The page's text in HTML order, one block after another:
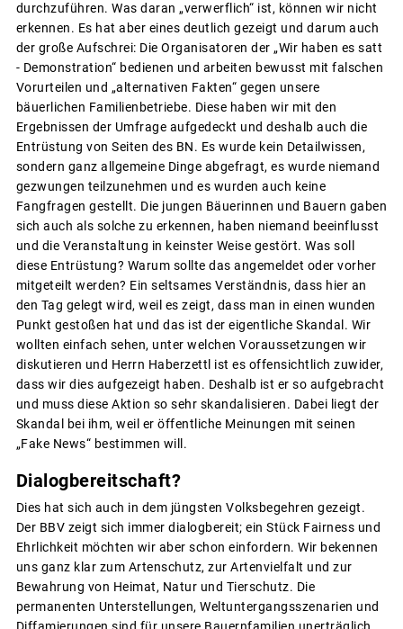
durchzuführen. Was daran „verwerflich“ ist, können wir nicht
erkennen. Es hat aber eines deutlich gezeigt und darum auch
der große Aufschrei: Die Organisatoren der „Wir haben es satt
- Demonstration“ bedienen und arbeiten bewusst mit falschen
Vorurteilen und „alternativen Fakten“ gegen unsere
bäuerlichen Familienbetriebe. Diese haben wir mit den
Ergebnissen der Umfrage aufgedeckt und deshalb auch die
Entrüstung von Seiten des BN. Es wurde kein Detailwissen,
sondern ganz allgemeine Dinge abgefragt, es wurde niemand
gezwungen teilzunehmen und es wurden auch keine
Fangfragen gestellt. Die jungen Bäuerinnen und Bauern gaben
sich auch als solche zu erkennen, haben niemand beeinflusst
und die Veranstaltung in keinster Weise gestört. Was soll
diese Entrüstung? Warum sollte das angemeldet oder vorher
mitgeteilt werden? Ein seltsames Verständnis, dass hier an
den Tag gelegt wird, weil es zeigt, dass man in einen wunden
Punkt gestoßen hat und das ist der eigentliche Skandal. Wir
wollten einfach sehen, unter welchen Voraussetzungen wir
diskutieren und Herrn Haberzettl ist es offensichtlich zuwider,
dass wir dies aufgezeigt haben. Deshalb ist er so aufgebracht
und muss diese Aktion so sehr skandalisieren. Dabei liegt der
Skandal bei ihm, weil er öffentliche Meinungen mit seinen
„Fake News“ bestimmen will.
Dialogbereitschaft?
Dies hat sich auch in dem jüngsten Volksbegehren gezeigt.
Der BBV zeigt sich immer dialogbereit; ein Stück Fairness und
Ehrlichkeit möchten wir aber schon einfordern. Wir bekennen
uns ganz klar zum Artenschutz, zur Artenvielfalt und zur
Bewahrung von Heimat, Natur und Tierschutz. Die
permanenten Unterstellungen, Weltuntergangsszenarien und
Diffamierungen sind für unsere Bauernfamilien unerträglich